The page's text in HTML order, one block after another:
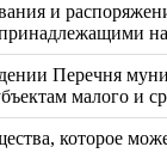
и
Перечня
малого и
которое